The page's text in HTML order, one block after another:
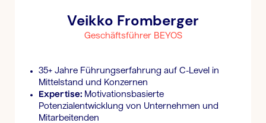
Veikko Fromberger
Geschäftsführer BEYOS
35+ Jahre Führungserfahrung auf C-Level in
Mittelstand und Konzernen
Expertise: Motivationsbasierte
Potenzialentwicklung von Unternehmen und
Mitarbeitenden